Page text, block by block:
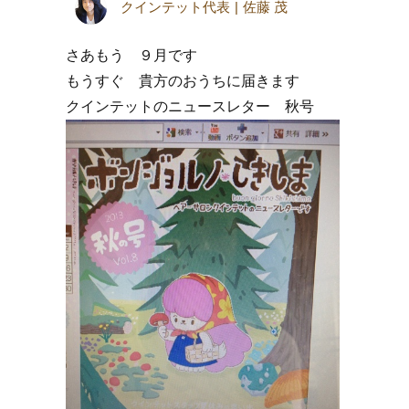
クインテット代表 佐藤 茂
さあもう ９月です
もうすぐ 貴方のおうちに届きます
クインテットのニュースレター 秋号